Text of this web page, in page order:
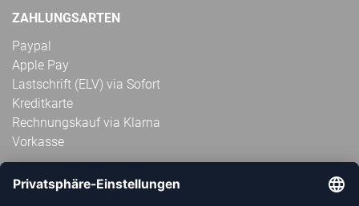
ZAHLUNGSARTEN
Paypal
Apple Pay
Lastschrift (ELV) via Sofort
Kreditkarte
Rechnungskauf via Klarna
Vorkasse
ABONNIERE JETZT DEN KOSTENLOSEN